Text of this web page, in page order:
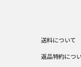
送料について
返品特約につ